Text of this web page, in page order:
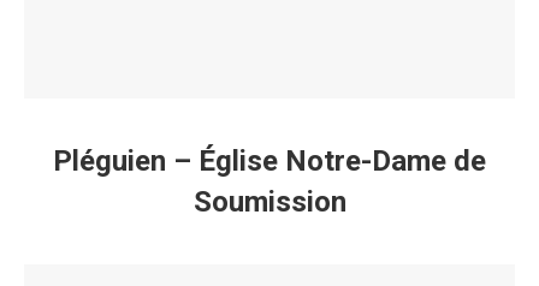
Pléguien – Église Notre-Dame de
Soumission